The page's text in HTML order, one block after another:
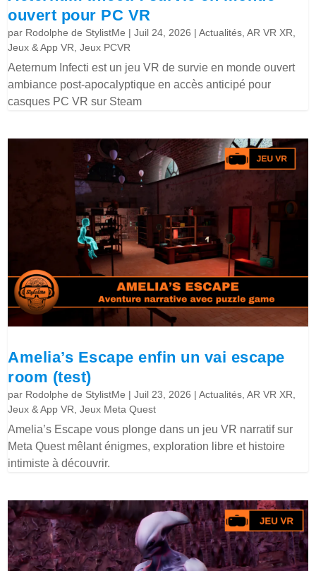
ouvert pour PC VR
par Rodolphe de StylistMe |Juil 24, 2026 |Actualités,AR VR XR,
Jeux & App VR,Jeux PCVR
Aeternum Infecti est un jeu VR de survie en monde ouvert
ambiance post-apocalyptique en accès anticipé pour
casques PC VR sur Steam
Amelia’s Escape enfin un vai escape
room (test)
par Rodolphe de StylistMe |Juil 23, 2026 |Actualités,AR VR XR,
Jeux & App VR,Jeux Meta Quest
Amelia’s Escape vous plonge dans un jeu VR narratif sur
Meta Quest mêlant énigmes, exploration libre et histoire
intimiste à découvrir.